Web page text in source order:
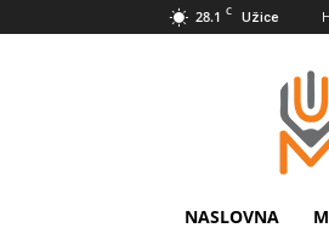
28.1 C Užice
NASLOVNA